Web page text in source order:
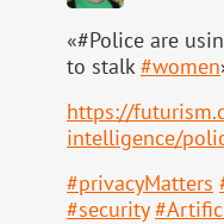
«#Police are
to stalk#women
https://
intelligence/
#privacyMatters
#security #